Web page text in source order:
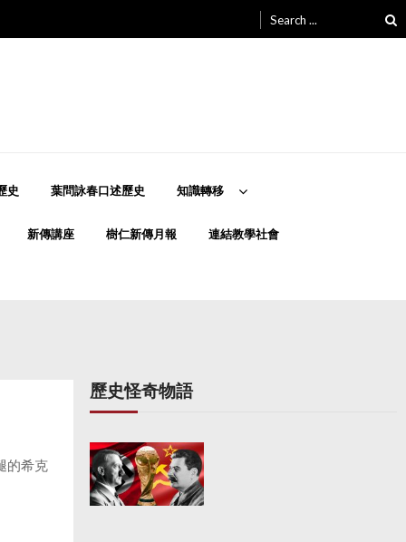
for:
史 葉問詠春口述歷史 知識轉移
新傳講座 樹仁新傳月報 連結教學社會
的希克
歷史怪奇物語